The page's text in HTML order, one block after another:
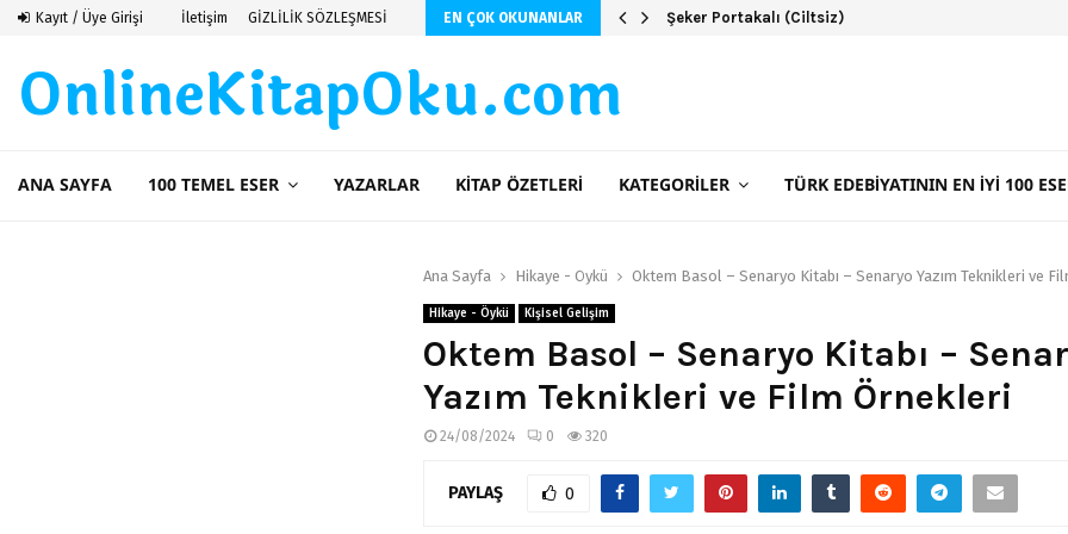
Kayıt / Üye Girişi İletişim GİZLİLİK SÖZLEŞMESİ EN ÇOK OKUNANLAR
Saint Exupery Şeker Portakalı (Ciltsiz)
OnlineKitapOku.com
ANA SAYFA 100 TEMEL ESER YAZARLAR KITAP ÖZETLERI KATEGORILER TÜRK EDEBIYATININ EN İYI 100
Ana Sayfa Hikaye - Öykü Oktem Basol – Senaryo Kitabı – Senaryo Yazım Teknikleri ve
Hikaye - Öykü Kişisel Gelişim
Oktem Basol – Senaryo Kitabı –
Yazım Teknikleri ve Film Örnekleri
24/08/2024 0 320
PAYLAŞ 0